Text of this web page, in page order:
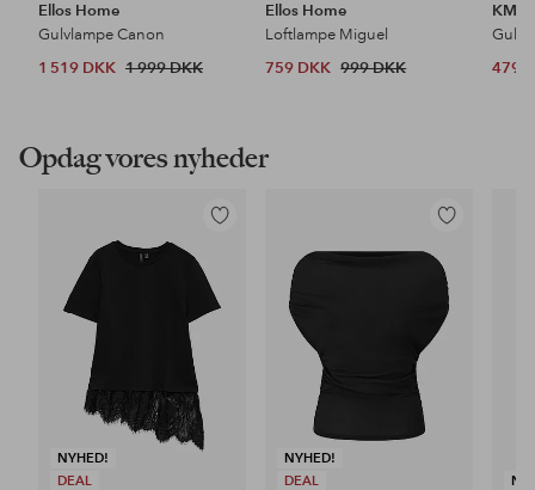
Ellos Home
Gulvlampe Canon
1 519 DKK 1 999 DKK
Ellos Home
Loftlampe Miguel
759 DKK 999 DKK
KM
479
Opdag vores nyheder
NYHED!
DEAL
Tilføj
favoritter
NYHED!
DEAL
Tilføj
favoritter